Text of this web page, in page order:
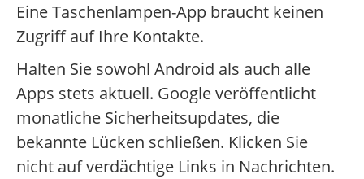
Eine Taschenlampen-App braucht keinen
Zugriff auf Ihre Kontakte.
Halten Sie sowohl Android als auch alle
Apps stets aktuell. Google veröffentlicht
monatliche Sicherheitsupdates, die
bekannte Lücken schließen. Klicken Sie
nicht auf verdächtige Links in Nachrichten.